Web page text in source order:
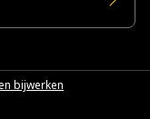
bijwerken